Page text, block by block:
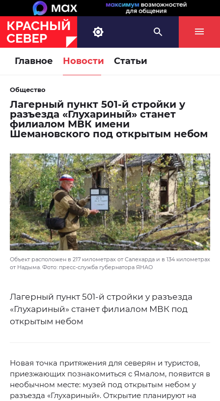
Главное Новости Статьи
Общество
Лагерный пункт 501-й стройки у
разъезда «Глухариный» станет
филиалом МВК имени
Шемановского под открытым небом
Объект расположен в 217 километрах от Салехарда и в 134 километрах
от Надыма. Фото: пресс-служба губернатора ЯНАО
Лагерный пункт 501-й стройки у разъезда
«Глухариный» станет филиалом МВК под
открытым небом
Новая точка притяжения для северян и туристов,
приезжающих познакомиться с Ямалом, появится в
необычном месте: музей под открытым небом у
разъезда «Глухариный». Открытие планируют на